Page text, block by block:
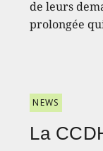
de leurs
prolongée
NEWS
La